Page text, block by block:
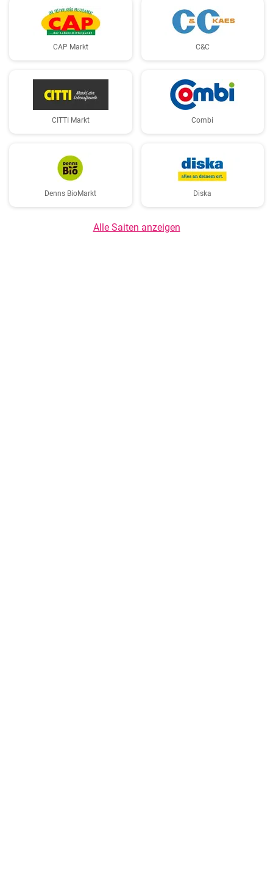
CAP Markt C&C
CITTI Markt Combi
Denns BioMarkt Diska
Alle Saiten anzeigen